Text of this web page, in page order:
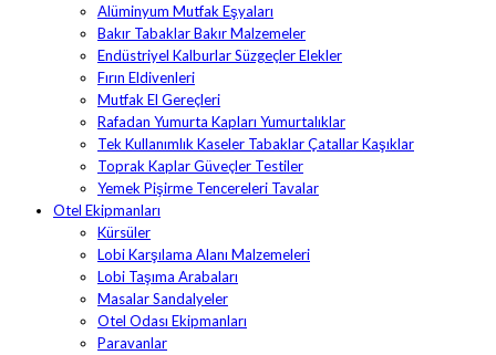
Alüminyum Mutfak Eşyaları
Bakır Tabaklar Bakır Malzemeler
Endüstriyel Kalburlar Süzgeçler Elekler
Fırın Eldivenleri
Mutfak El Gereçleri
Rafadan Yumurta Kapları Yumurtalıklar
Tek Kullanımlık Kaseler Tabaklar Çatallar Kaşıklar
Toprak Kaplar Güveçler Testiler
Yemek Pişirme Tencereleri Tavalar
Otel Ekipmanları
Kürsüler
Lobi Karşılama Alanı Malzemeleri
Lobi Taşıma Arabaları
Masalar Sandalyeler
Otel Odası Ekipmanları
Paravanlar